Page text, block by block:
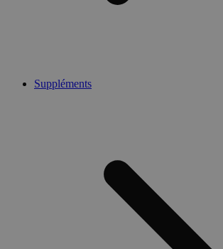
Suppléments